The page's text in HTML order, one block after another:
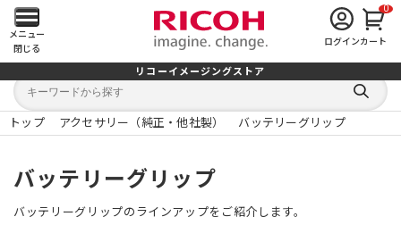
メ
イ
ン
メ
ニ
ュ
メニュー
閉じる
ログイン
0
カート
リコーイメージングストア
キ
ワ
ー
キ
検
索
る
トップ アクセサリー（純正・他社製） バッテリーグリップ
バッテリーグリップ
バッテリーグリップのラインアップをご紹介します。